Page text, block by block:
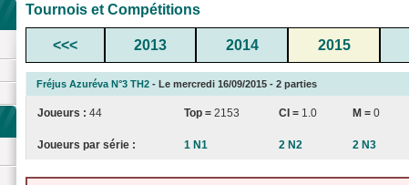
Tournois et Compétitions
<<< 2013 2014 2015
Fréjus Azuréva N°3 TH2 - Le mercredi 16/09/2015 - 2 parties
Joueurs : 44 Top = 2153 CI = 1.0 M = 0
Joueurs par série : 1 N1 2 N2 2 N3